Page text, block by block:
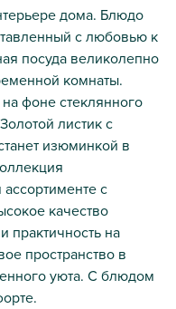
дома. Блюдо
с любовью к
посуда великолепно
комнаты.
фоне стеклянного
листик с
изюминкой в
с
качество
практичность на
пространство в
уюта. С блюдом